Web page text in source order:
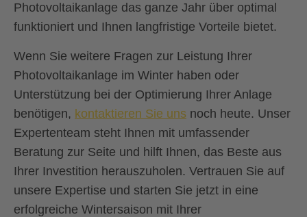
Photovoltaikanlage das ganze Jahr über optimal
funktioniert und Ihnen langfristige Vorteile bietet.
Wenn Sie weitere Fragen zur Leistung Ihrer
Photovoltaikanlage im Winter haben oder
Unterstützung bei der Optimierung Ihrer Anlage
benötigen, kontaktieren Sie uns noch heute. Unser
Expertenteam steht Ihnen mit umfassender
Beratung zur Seite und hilft Ihnen, das Beste aus
Ihrer Investition herauszuholen. Vertrauen Sie auf
unsere Expertise und starten Sie jetzt in eine
erfolgreiche Wintersaison mit Ihrer